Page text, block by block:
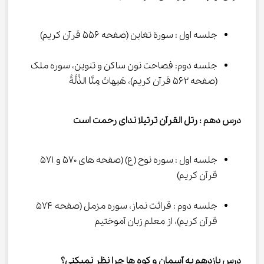
جلسه اول : سورة تغابن (صفحه ۵۵۶ قرآن کریم)
جلسه دوم: فصاحت نون ساکن و تنوین، سوره ملک
(صفحه ۵۶۲ قرآن کریم)، هَيهاتَ مِنَّا الذِّلَّةُ
درس دهم : رتل القرآن ترتیلا ندای رحمت است
قرآن کریم)
قرآن کریم)، از معلم زبان آموختیم
درس یازدهم به آسمان و کوه ها چرا نظر نمیکنی؟